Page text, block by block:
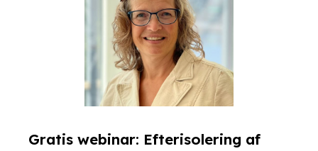
Gratis webinar: Efterisolering af